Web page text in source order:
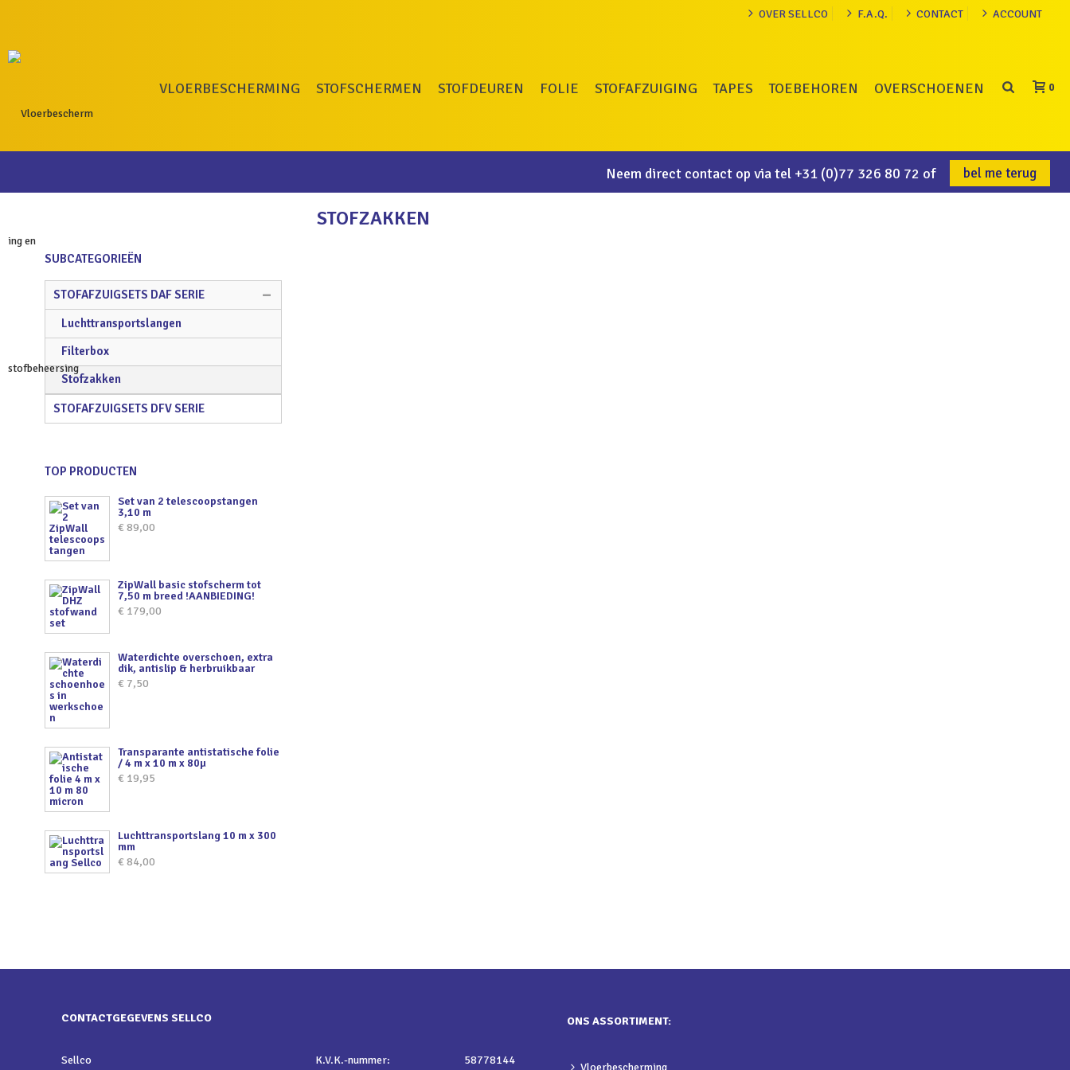
OVER SELLCO F.A.Q. CONTACT ACCOUNT
VLOERBESCHERMING STOFSCHERMEN STOFDEUREN FOLIE STOFAFZUIGING TAPES TOEBEHOREN OVERSCHOENEN 0
Neem direct contact op via tel +31 (0)77 326 80 72 of bel me terug
STOFZAKKEN
SUBCATEGORIEËN
STOFAFZUIGSETS DAF SERIE
Luchttransportslangen
Filterbox
Stofzakken
STOFAFZUIGSETS DFV SERIE
TOP PRODUCTEN
Set van 2 telescoopstangen
3,10 m
€ 89,00
ZipWall basic stofscherm tot
7,50 m breed !AANBIEDING!
€ 179,00
Waterdichte overschoen, extra
dik, antislip & herbruikbaar
€ 7,50
Transparante antistatische folie
/ 4 m x 10 m x 80µ
€ 19,95
Luchttransportslang 10 m x 300
mm
€ 84,00
CONTACTGEGEVENS SELLCO
Sellco K.V.K.-nummer: 58778144
ONS ASSORTIMENT:
Vloerbescherming